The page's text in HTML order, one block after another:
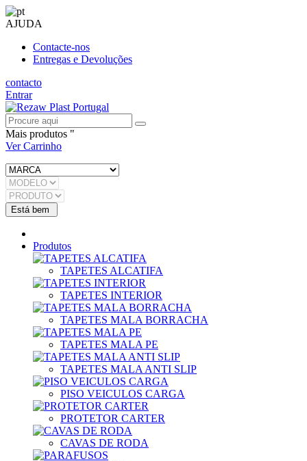
AJUDA
Contacte-nos
Entregas e Devoluções
contacto
Entrar
Mais produtos "
Ver Carrinho
Produtos
TAPETES ALCATIFA
TAPETES INTERIOR
TAPETES MALA BORRACHA
TAPETES MALA PE
TAPETES MALA ANTI SLIP
PISO VEICULOS CARGA
PROTETOR CARTER
CAVAS DE RODA